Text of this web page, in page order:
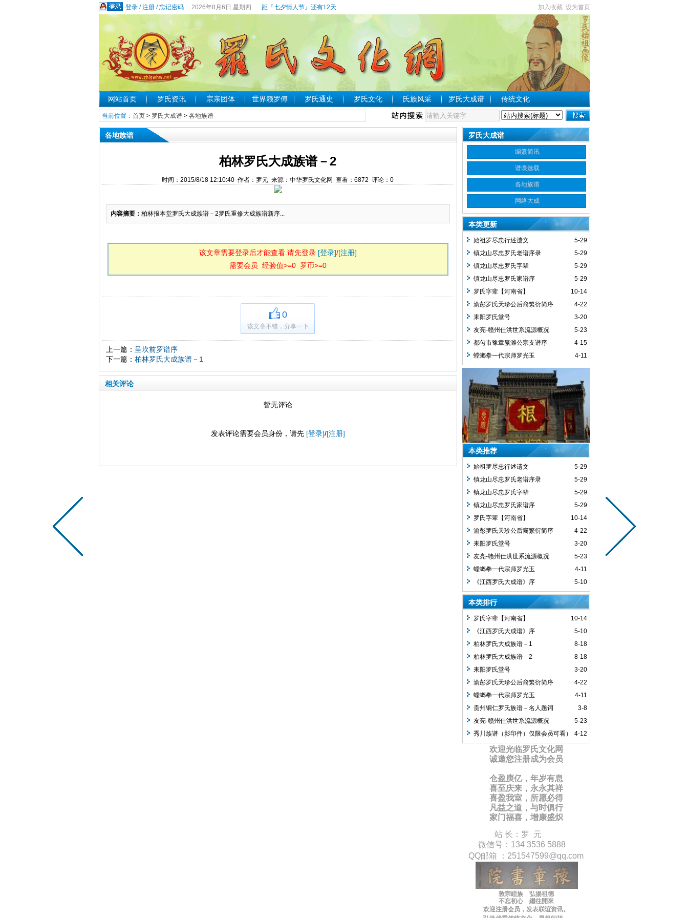
登录/注册/忘记密码 2026年8月6日 星期四 距『七夕情人节』还有12天 加入收藏 设为首页
网站首页 罗氏资讯 宗亲团体 世界赖罗傅 罗氏通史 罗氏文化 氏族风采 罗氏大成谱 传统文化
当前位置： 首页> 罗氏大成谱> 各地族谱
各地族谱
柏林罗氏大成族谱－2
时间：2015/8/18 12:10:40 作者：罗元 来源：中华罗氏文化网 查看： 6872 评论： 0
内容摘要： 柏林报本堂罗氏大成族谱－2罗氏重修大成族谱新序...
该文章需要登录后才能查看.请先登录 [登录]/[注册]
需要会员 经验值>=0 罗币>=0
0
该文章不错，分享一下
上一篇： 呈坎前罗谱序
下一篇： 柏林罗氏大成族谱－1
相关评论
暂无评论
发表评论需要会员身份，请先 [登录]/[注册]
罗氏大成谱
编纂简讯
谱谍选载
各地族谱
网络大成
本类更新
5-29
始祖罗尽忠行述遗文
5-29
镇龙山尽忠罗氏老谱序录
5-29
镇龙山尽忠罗氏字辈
5-29
镇龙山尽忠罗氏家谱序
10-14
罗氏字辈【河南省】
4-22
渝彭罗氏天珍公后裔繁衍简序
3-20
耒阳罗氏堂号
5-23
友亮-赣州仕洪世系流源概况
4-15
都匀市豫章赢潍公宗支谱序
4-11
螳螂拳一代宗师罗光玉
本类推荐
5-29
始祖罗尽忠行述遗文
5-29
镇龙山尽忠罗氏老谱序录
5-29
镇龙山尽忠罗氏字辈
5-29
镇龙山尽忠罗氏家谱序
10-14
罗氏字辈【河南省】
4-22
渝彭罗氏天珍公后裔繁衍简序
3-20
耒阳罗氏堂号
5-23
友亮-赣州仕洪世系流源概况
4-11
螳螂拳一代宗师罗光玉
5-10
《江西罗氏大成谱》序
本类排行
10-14
罗氏字辈【河南省】
5-10
《江西罗氏大成谱》序
8-18
柏林罗氏大成族谱－1
8-18
柏林罗氏大成族谱－2
3-20
耒阳罗氏堂号
4-22
渝彭罗氏天珍公后裔繁衍简序
4-11
螳螂拳一代宗师罗光玉
3-8
贵州铜仁罗氏族谱－名人题词
5-23
友亮-赣州仕洪世系流源概况
4-12
秀川族谱（影印件）仅限会员可看）
欢迎光临罗氏文化网
诚邀您注册成为会员
仓盈庾亿，年岁有息
喜至庆来，永永其祥
喜盈我室，所愿必得
凡益之道，与时俱行
家门福喜，增康盛炽
站 长：罗 元
微信号：134 3536 5888
QQ邮箱 ： 251547599@qq.com
敦宗睦族 弘揚祖德
不忘初心 繼往開來
欢迎注册会员， 发表联谊资讯。